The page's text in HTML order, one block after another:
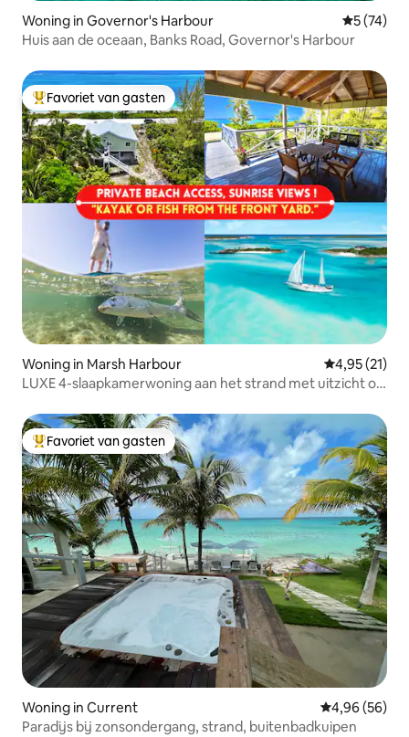
Woning in Governor's Harbour
5 (74)
Huis aan de oceaan, Banks Road, Governor's Harbour
Topfavoriet van gasten
Favoriet van gasten
Woning in Marsh Harbour Gemiddelde
4,95 (21)
LUXE 4-slaapkamerwoning aan het strand met uitzicht op
Topfavoriet van gasten
Favoriet van gasten
Woning in Current Gemiddelde
4,96 (56)
Paradijs bij zonsondergang, strand, buitenbadkuipen